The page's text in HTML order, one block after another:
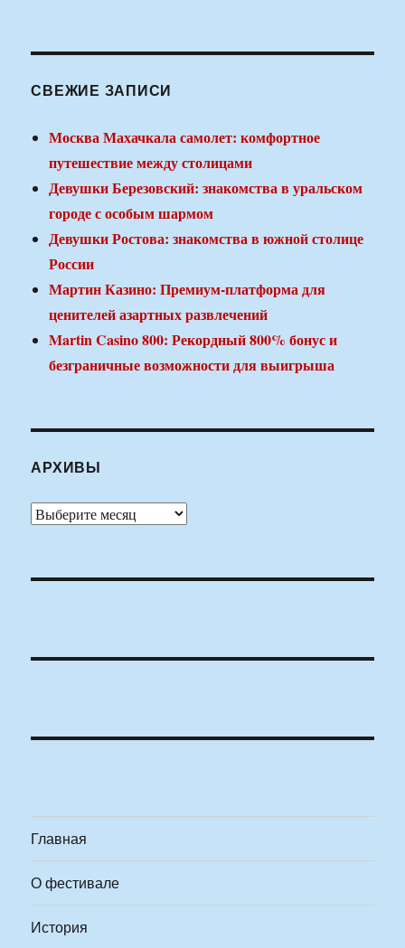
СВЕЖИЕ ЗАПИСИ
Москва Махачкала самолет: комфортное
путешествие между столицами
Девушки Березовский: знакомства в уральском
городе с особым шармом
Девушки Ростова: знакомства в южной столице
России
Мартин Казино: Премиум-платформа для
ценителей азартных развлечений
Martin Casino 800: Рекордный 800% бонус и
безграничные возможности для выигрыша
АРХИВЫ
Архивы
Главная
О фестивале
История